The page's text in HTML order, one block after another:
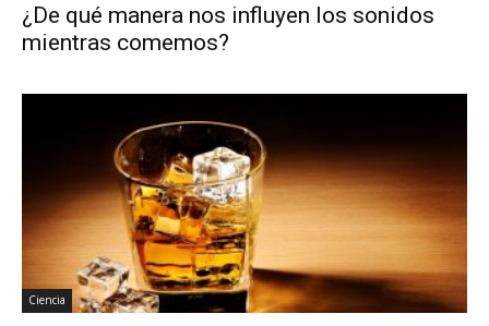
¿De qué manera nos influyen los sonidos
mientras comemos?
Ciencia